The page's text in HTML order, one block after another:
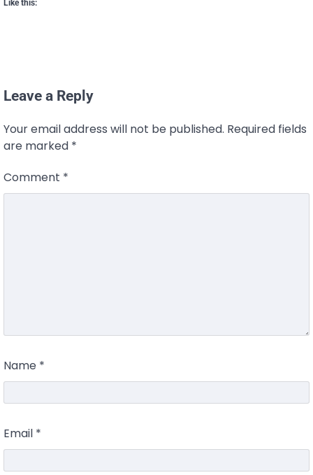
Like this:
Leave a Reply
Your email address will not be published. Required fields
are marked *
Comment *
Name *
Email *